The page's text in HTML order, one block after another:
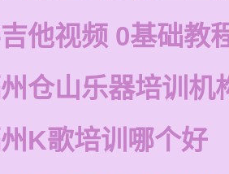
他视频 0基础教
仓山乐器培训机
K歌培训哪个好